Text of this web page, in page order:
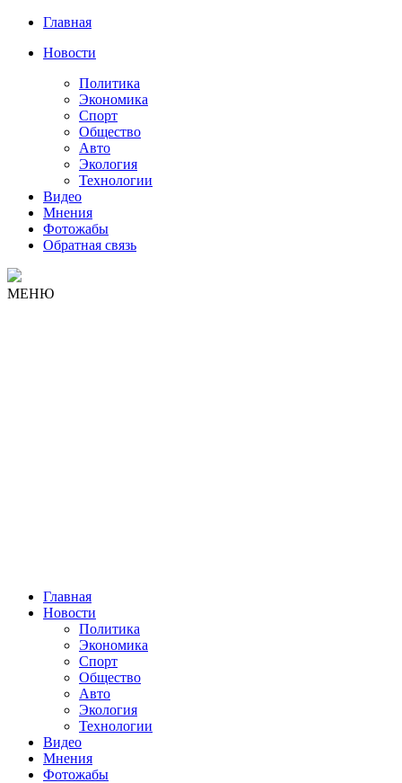
Главная
Новости
Политика
Экономика
Спорт
Общество
Авто
Экология
Технологии
Видео
Мнения
Фотожабы
Обратная связь
МЕНЮ
Главная
Новости
Политика
Экономика
Спорт
Общество
Авто
Экология
Технологии
Видео
Мнения
Фотожабы